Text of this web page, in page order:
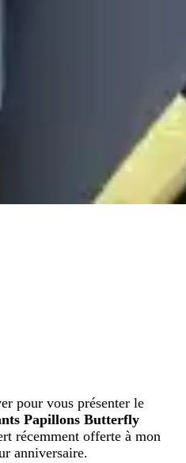
pour vous présenter le
Papillons Butterfly
récemment offerte à mon
anniversaire.